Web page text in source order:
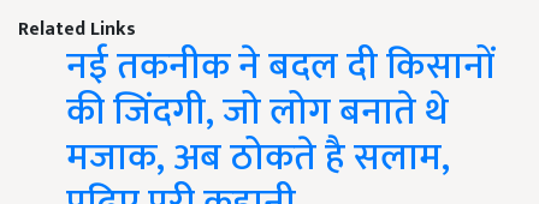
Related Links
नई तकनीक ने बदल दी किसानों
की जिंदगी, जो लोग बनाते थे
मजाक, अब ठोकते है सलाम,